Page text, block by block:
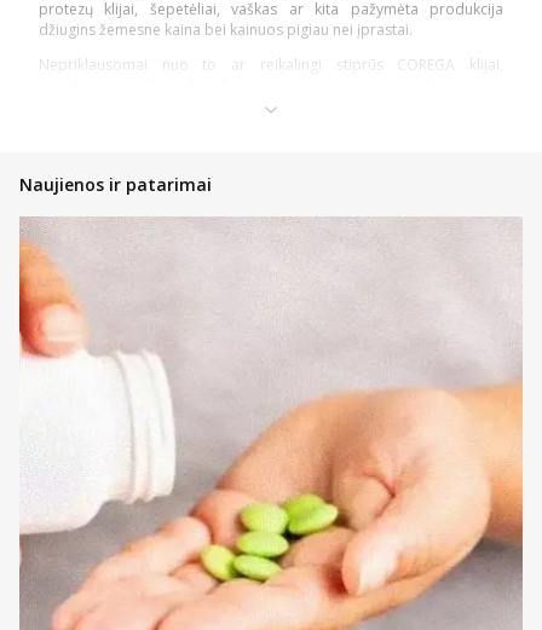
protezų klijai, šepetėliai, vaškas ar kita pažymėta produkcija
džiugins žemesne kaina bei kainuos pigiau nei įprastai.
Nepriklausomai nuo to ar reikalingi stiprūs COREGA klijai,
bei plokštelių šepetėliai – turime viską, ko reikia visavertei burnos
gali būti sunku pasirinkti iš didelio asortimento. Būtent dėl to į jūsų
rašydami per tiesioginio susirašinėjimo langą. Taip gausite
individualią konsultaciją, padėsiančią pasirinkti.
Plačiau apie protezų ir plokštelių
priežiūros priemones
Klijai protezams ir specialūs kremai didina dantų protezų
stabilumą, užtikrindami, kad jie patikimai priglustų. Geriausi klijai
bei kremai apsaugo nuo judėjimo, mažina dantenų dirginimą ir
suteikia to minkštumo, kuris leidžia nešiotojams patogiau ar be
diskomforto valgyti bei kalbėti.
Ortodontinis vaškas suteikia palengvėjimą nešiojantiems breketus,
nes padengia aštrius kraštus ar išsikišusias vielutes. Vaškas veikia
kaip apsauginis barjeras, sumažinantis burnos žaizdų atsiradimo
tikimybę ir neleidžiantis breketams dirginti vidinės skruostų pusės
bei lūpų.
Dažnai perkami ir specialūs šepetėliai, skirti veiksmingai nuvalyti
protezus bei plokšteles. Nuo įprastų jie dažniausiai skiriasi unikaliai
Naujienos ir patarimai